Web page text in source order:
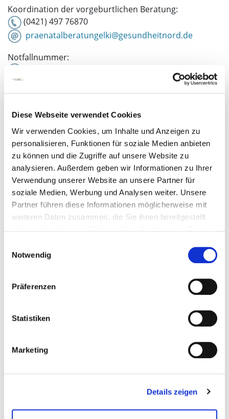
Diese Webseite verwendet Cookies
Wir verwenden Cookies, um Inhalte und Anzeigen zu
personalisieren, Funktionen für soziale Medien anbieten
zu können und die Zugriffe auf unsere Website zu
analysieren. Außerdem geben wir Informationen zu Ihrer
Verwendung unserer Website an unsere Partner für
soziale Medien, Werbung und Analysen weiter. Unsere
Partner führen diese Informationen möglicherweise mit
weiteren Daten zusammen, die Sie ihnen bereitgestellt
Notwendig
Präferenzen
Statistiken
Marketing
Details zeigen
Koordination der vorgeburtlichen Beratung:
(0421) 497 76870
praenatalberatungelki@gesundheitnord.de
Notfallnummer:
(Klinik für Pädiatrische Intensivmedizin)
Klinikum Bremen-Mitte - Eltern-Kind-Zentrum Prof.-